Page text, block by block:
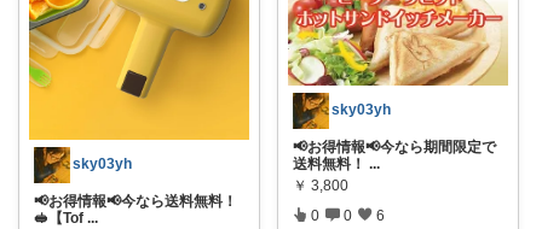
sky03yh
📢お得情報📢今なら送料無料！
🥪【Tof ...
sky03yh
📢お得情報📢今なら期間限定で
送料無料！ ...
￥ 3,800
0 0 6